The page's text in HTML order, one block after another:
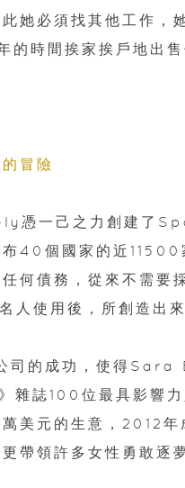
此她必須找其他工作
的時間挨家挨戶地出
冒險
一己之力創建了
布40個國家的近
何債務，從來不需要
使用後，所創造出
司的成功，使得
雜誌100位最具影響
美元的生意，2012
更帶領許多女性勇敢